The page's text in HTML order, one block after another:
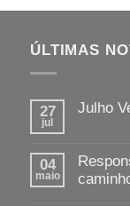
ÚLTIMAS
27
jul
Julho
04
maio